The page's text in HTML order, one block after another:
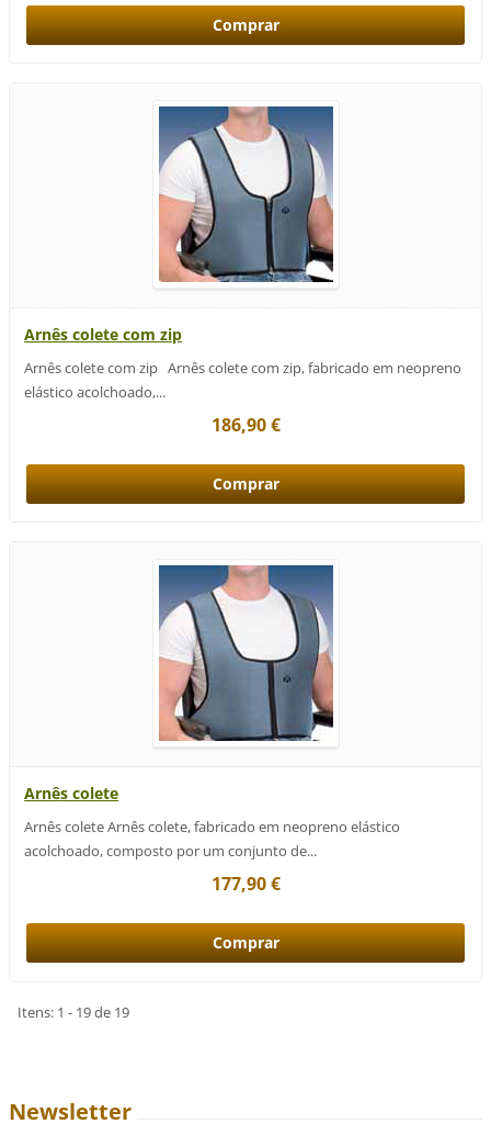
Arnês colete com zip
Arnês colete com zip Arnês colete com zip, fabricado em neopreno
elástico acolchoado,...
186,90 €
Arnês colete
Arnês colete Arnês colete, fabricado em neopreno elástico
acolchoado, composto por um conjunto de...
177,90 €
Itens: 1 - 19 de 19
Newsletter